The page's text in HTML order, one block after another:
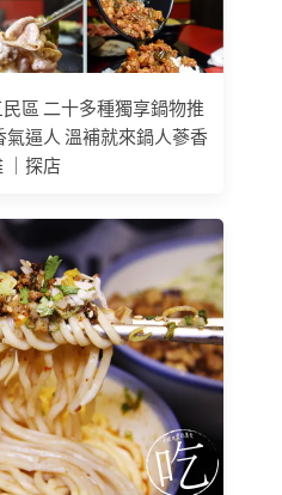
區 二十多種獨享鍋物推
氣逼人 溫補就來鍋人蔘香
｜探店